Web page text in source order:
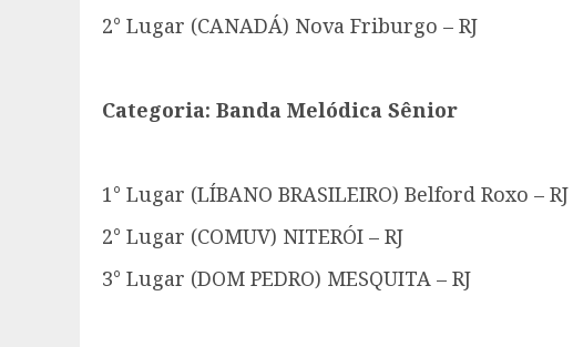
2° Lugar (CANADÁ) Nova Friburgo – RJ
Categoria: Banda Melódica Sênior
1° Lugar (LÍBANO BRASILEIRO) Belford Roxo – RJ
2° Lugar (COMUV) NITERÓI – RJ
3° Lugar (DOM PEDRO) MESQUITA – RJ